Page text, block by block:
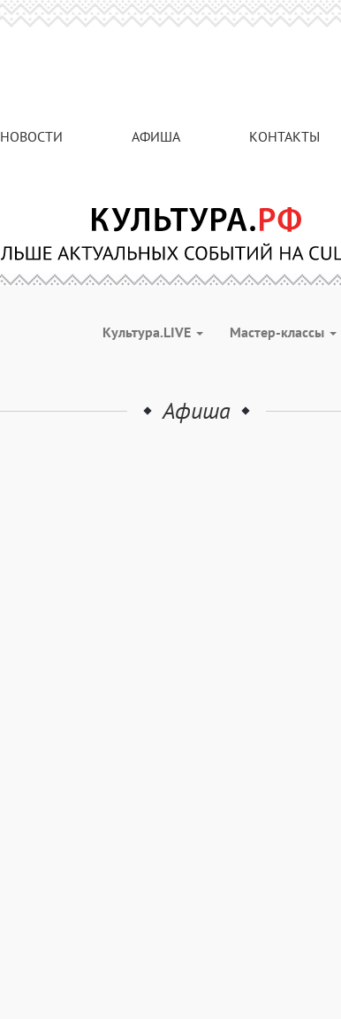
НОВОСТИ АФИША КОНТАКТЫ
Культура.LIVE Мастер-классы
Афиша